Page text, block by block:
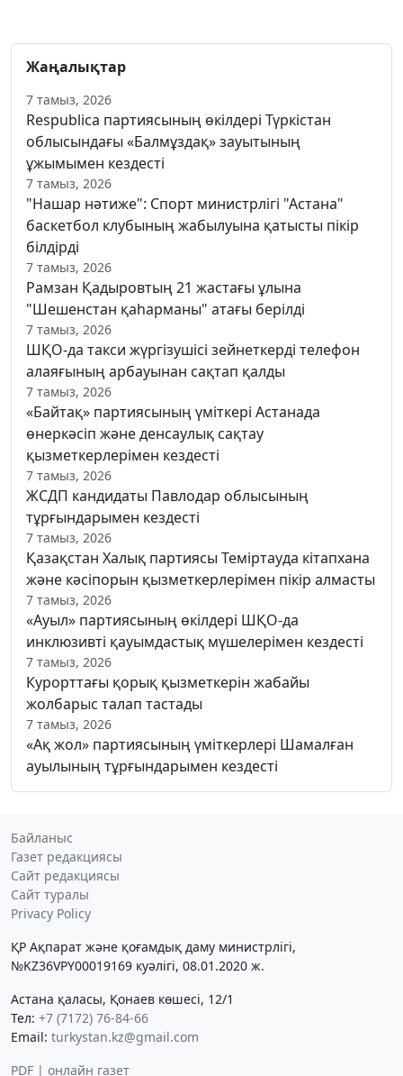
Жаңалықтар
7 тамыз, 2026
Respublica партиясының өкілдері Түркістан
облысындағы «Балмұздақ» зауытының
ұжымымен кездесті
7 тамыз, 2026
"Нашар нәтиже": Спорт министрлігі "Астана"
баскетбол клубының жабылуына қатысты пікір
білдірді
7 тамыз, 2026
Рамзан Қадыровтың 21 жастағы ұлына
"Шешенстан қаһарманы" атағы берілді
7 тамыз, 2026
ШҚО-да такси жүргізушісі зейнеткерді телефон
алаяғының арбауынан сақтап қалды
7 тамыз, 2026
«Байтақ» партиясының үміткері Астанада
өнеркәсіп және денсаулық сақтау
қызметкерлерімен кездесті
7 тамыз, 2026
ЖСДП кандидаты Павлодар облысының
тұрғындарымен кездесті
7 тамыз, 2026
Қазақстан Халық партиясы Теміртауда кітапхана
және кәсіпорын қызметкерлерімен пікір алмасты
7 тамыз, 2026
«Ауыл» партиясының өкілдері ШҚО-да
инклюзивті қауымдастық мүшелерімен кездесті
7 тамыз, 2026
Курорттағы қорық қызметкерін жабайы
жолбарыс талап тастады
7 тамыз, 2026
«Ақ жол» партиясының үміткерлері Шамалған
ауылының тұрғындарымен кездесті
Байланыс
Газет редакциясы
Сайт редакциясы
Сайт туралы
Privacy Policy
ҚР Ақпарат және қоғамдық даму министрлігі,
№KZ36VPY00019169 куәлігі, 08.01.2020 ж.
Астана қаласы, Қонаев көшесі, 12/1
Тел: +7 (7172) 76-84-66
Email: turkystan.kz@gmail.com
PDF | онлайн газет